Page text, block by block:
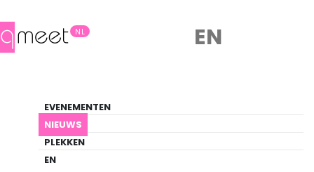
NL
EVENEMENTEN
NIEUWS
PLEKKEN
EN
EN
Nieuws
LHBTIQ+ Update
NIEUWS